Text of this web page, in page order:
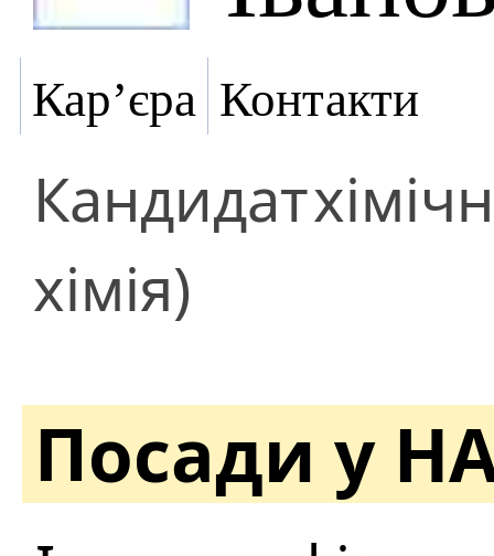
Кар’єра Контакти
Кандидат
хімія)
Посади у